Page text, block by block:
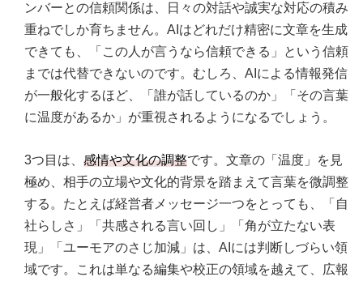
ンバーとの信頼関係は、日々の対話や誠実な対応の積み
重ねでしか育ちません。AIはどれだけ精密に文章を生成
できても、「この人が言うなら信頼できる」という信頼
までは代替できないのです。むしろ、AIによる情報発信
が一般化するほど、「誰が話しているのか」「その言葉
に温度があるか」が重視されるようになるでしょう。
3つ目は、 感情や文化の調整です。文章の「温度」を見
極め、相手の立場や文化的背景を踏まえて言葉を微調整
する。たとえば経営者メッセージ一つをとっても、「自
社らしさ」「共感される言い回し」「角が立たない表
現」「ユーモアのさじ加減」は、AIには判断しづらい領
域です。これは単なる編集や校正の領域を越えて、広報